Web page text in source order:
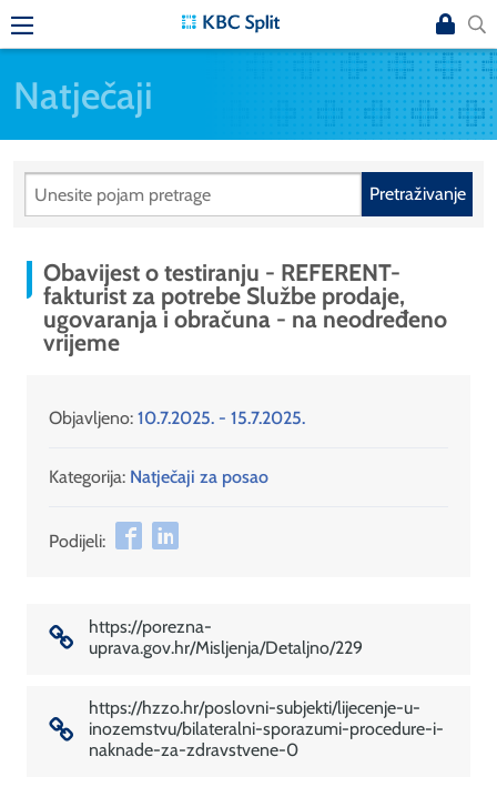
Natječaji
Pretraživanje
Obavijest o testiranju - REFERENT-
fakturist za potrebe Službe prodaje,
ugovaranja i obračuna - na neodređeno
vrijeme
Objavljeno: 10.7.2025. - 15.7.2025.
Kategorija: Natječaji za posao
Podijeli:
https://porezna-
uprava.gov.hr/Misljenja/Detaljno/229
https://hzzo.hr/poslovni-subjekti/lijecenje-u-
inozemstvu/bilateralni-sporazumi-procedure-i-
naknade-za-zdravstvene-0